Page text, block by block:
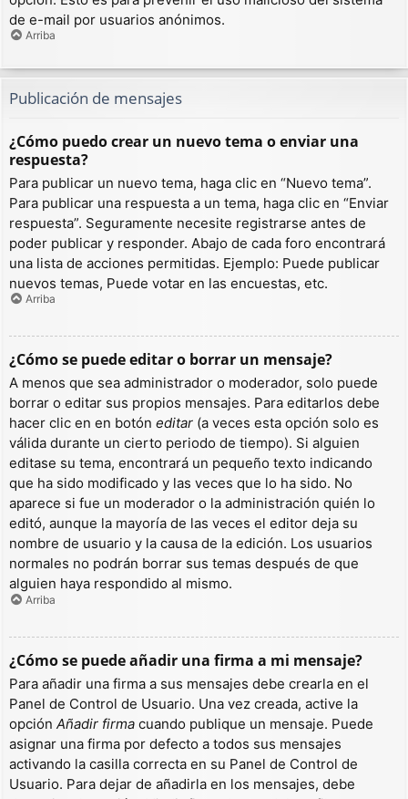
de e-mail por usuarios anónimos.
Arriba
Publicación de mensajes
¿Cómo puedo crear un nuevo tema o enviar una
respuesta?
Para publicar un nuevo tema, haga clic en “Nuevo tema”.
Para publicar una respuesta a un tema, haga clic en “Enviar
respuesta”. Seguramente necesite registrarse antes de
poder publicar y responder. Abajo de cada foro encontrará
una lista de acciones permitidas. Ejemplo: Puede publicar
nuevos temas, Puede votar en las encuestas, etc.
Arriba
¿Cómo se puede editar o borrar un mensaje?
A menos que sea administrador o moderador, solo puede
borrar o editar sus propios mensajes. Para editarlos debe
hacer clic en en botón editar (a veces esta opción solo es
válida durante un cierto periodo de tiempo). Si alguien
editase su tema, encontrará un pequeño texto indicando
que ha sido modificado y las veces que lo ha sido. No
aparece si fue un moderador o la administración quién lo
editó, aunque la mayoría de las veces el editor deja su
nombre de usuario y la causa de la edición. Los usuarios
normales no podrán borrar sus temas después de que
alguien haya respondido al mismo.
Arriba
¿Cómo se puede añadir una firma a mi mensaje?
Para añadir una firma a sus mensajes debe crearla en el
Panel de Control de Usuario. Una vez creada, active la
opción Añadir firma cuando publique un mensaje. Puede
asignar una firma por defecto a todos sus mensajes
activando la casilla correcta en su Panel de Control de
Usuario. Para dejar de añadirla en los mensajes, debe